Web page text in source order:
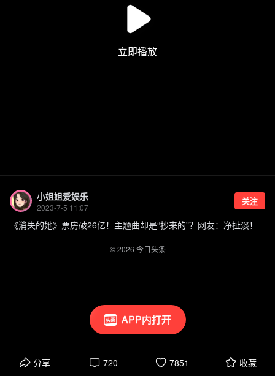
APP内打开
小姐姐爱娱乐
2023-7-5 11:07
关注
《消失的她》票房破26亿！主题曲却是“抄来的”？网友：净扯淡！
分享 720 7851 收藏
—— ©2026 今日头条——